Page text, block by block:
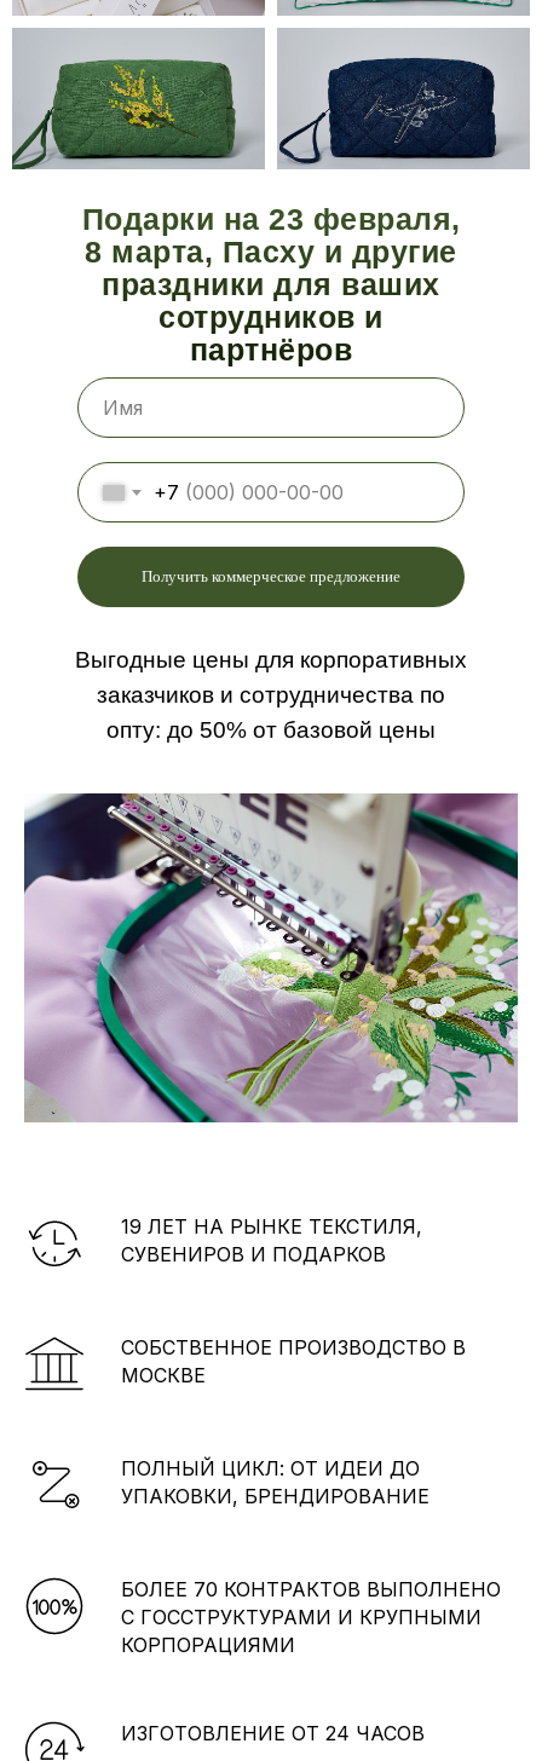
Подарки на 23 февраля,
8 марта, Пасху и другие
праздники для ваших
сотрудников и
партнёров
Посмотреть презентацию
Выгодные цены для корпоративных
заказчиков и сотрудничества по
опту: до 50% от базовой цены
+7
Получить коммерческое предложение
19 ЛЕТ НА РЫНКЕ ТЕКСТИЛЯ,
СУВЕНИРОВ И ПОДАРКОВ
СОБСТВЕННОЕ ПРОИЗВОДСТВО В
МОСКВЕ
ПОЛНЫЙ ЦИКЛ: ОТ ИДЕИ ДО
УПАКОВКИ, БРЕНДИРОВАНИЕ
БОЛЕЕ 70 КОНТРАКТОВ ВЫПОЛНЕНО
С ГОССТРУКТУРАМИ И КРУПНЫМИ
КОРПОРАЦИЯМИ
ИЗГОТОВЛЕНИЕ ОТ 24 ЧАСОВ